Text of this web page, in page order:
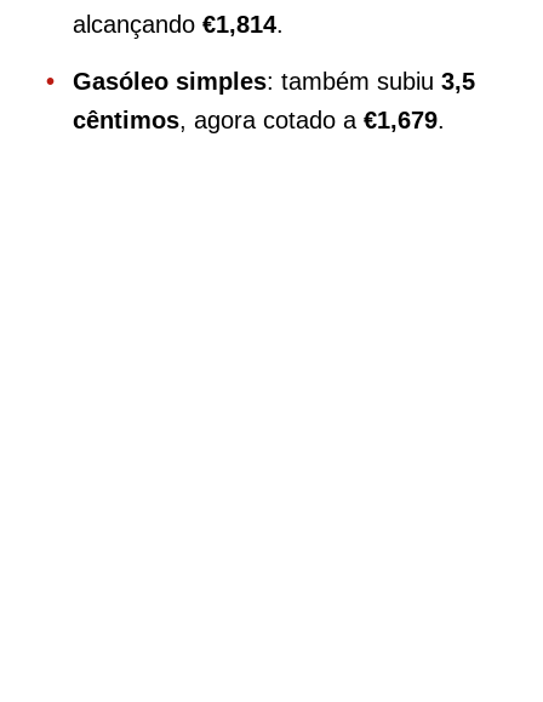
alcançando €1,814.
Gasóleo simples: também subiu 3,5
cêntimos, agora cotado a €1,679.